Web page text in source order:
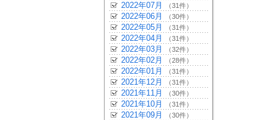
2022年07月 （31件）
2022年06月 （30件）
2022年05月 （31件）
2022年04月 （31件）
2022年03月 （32件）
2022年02月 （28件）
2022年01月 （31件）
2021年12月 （31件）
2021年11月 （30件）
2021年10月 （31件）
2021年09月 （30件）